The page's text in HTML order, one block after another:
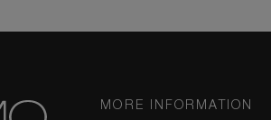
MORE INFORMATION